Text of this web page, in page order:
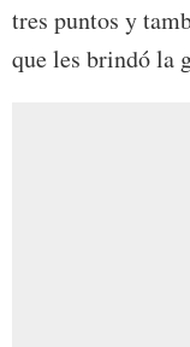
tres puntos y
que les brindó la